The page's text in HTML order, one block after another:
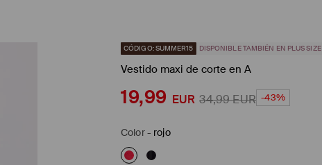
CÓDIGO: SUMMER15 DISPONIBLE TAMBIÉN EN PLUS SIZE
Vestido maxi de corte en A
19,99 EUR 34,99EUR -43%
Color- rojo